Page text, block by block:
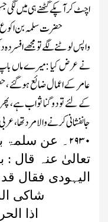
اچٹ کر آپکے گھٹنے ہی میں
حضرت سلمہ بن
واپس لوٹنے لگے تو مجھے افسردہ
نے عرض کیا :میرے ماں باپ
عامر کے اعمال ضائع ہوگئے ،
کے لئے تو دو گنا ثواب ہے، پھر
جانفشانی کرنے والا مرد تھا ،
۲۹۳۰ ۔ عن سلمۃ
تعالیٰ عنہ قال
الیہودی فقال
شاکی
اذا